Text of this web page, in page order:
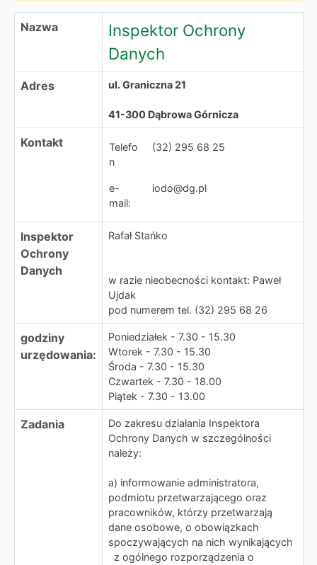
Inspektor Ochrony Danych
Nazwa
Inspektor Ochrony
Danych
Adres ul. Graniczna 21
41-300 Dąbrowa Górnicza
Kontakt
Telefo
n
(32) 295 68 25
e-
mail:
iodo@dg.pl
Inspektor
Ochrony
Danych
Rafał Stańko
w razie nieobecności kontakt: Paweł
Ujdak
pod numerem tel. (32) 295 68 26
godziny
urzędowania:
Poniedziałek - 7.30 - 15.30
Wtorek - 7.30 - 15.30
Środa - 7.30 - 15.30
Czwartek - 7.30 - 18.00
Piątek - 7.30 - 13.00
Zadania
Do zakresu działania Inspektora
Ochrony Danych w szczególności
należy:
a) informowanie administratora,
podmiotu przetwarzającego oraz
pracowników, którzy przetwarzają
dane osobowe, o obowiązkach
spoczywających na nich wynikających
z ogólnego rozporządzenia o